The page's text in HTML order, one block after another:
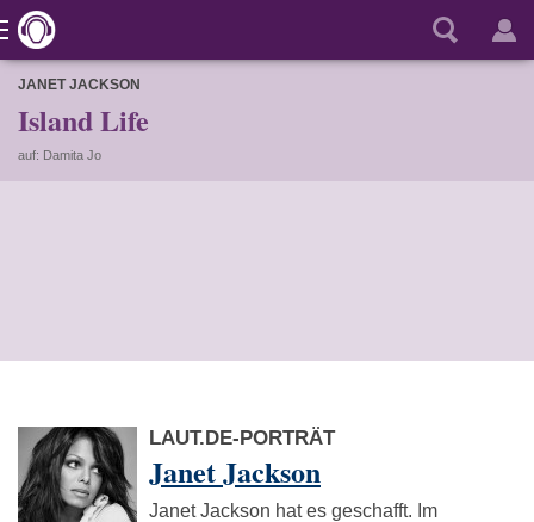
JANET JACKSON
Island Life
auf: Damita Jo
LAUT.DE-PORTRÄT
Janet Jackson
Janet Jackson hat es geschafft. Im